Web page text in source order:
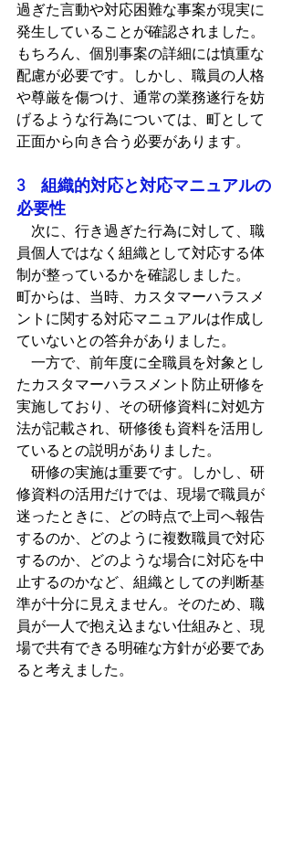
過ぎた言動や対応困難な事案が現実に
発生していることが確認されました。
もちろん、個別事案の詳細には慎重な
配慮が必要です。しかし、職員の人格
や尊厳を傷つけ、通常の業務遂行を妨
げるような行為については、町として
正面から向き合う必要があります。
3　組織的対応と対応マニュアルの
必要性
次に、行き過ぎた行為に対して、職
員個人ではなく組織として対応する体
制が整っているかを確認しました。
町からは、当時、カスタマーハラスメ
ントに関する対応マニュアルは作成し
ていないとの答弁がありました。
一方で、前年度に全職員を対象とし
たカスタマーハラスメント防止研修を
実施しており、その研修資料に対処方
法が記載され、研修後も資料を活用し
ているとの説明がありました。
研修の実施は重要です。しかし、研
修資料の活用だけでは、現場で職員が
迷ったときに、どの時点で上司へ報告
するのか、どのように複数職員で対応
するのか、どのような場合に対応を中
止するのかなど、組織としての判断基
準が十分に見えません。そのため、職
員が一人で抱え込まない仕組みと、現
場で共有できる明確な方針が必要であ
ると考えました。